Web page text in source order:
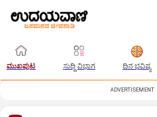
ಮುಖಪುಟ ಸುದ್ದಿ ವಿಭಾಗ ದಿನ ಭವಿಷ್ಯ
ADVERTISEMENT